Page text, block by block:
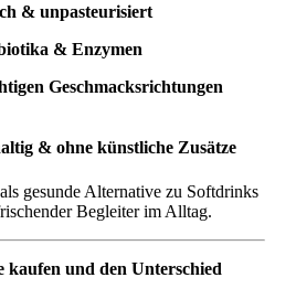
& unpasteurisiert
& Enzymen
Geschmacksrichtungen
& ohne künstliche Zusätze
gesunde Alternative zu Softdrinks
Begleiter im Alltag.
kaufen und den Unterschied